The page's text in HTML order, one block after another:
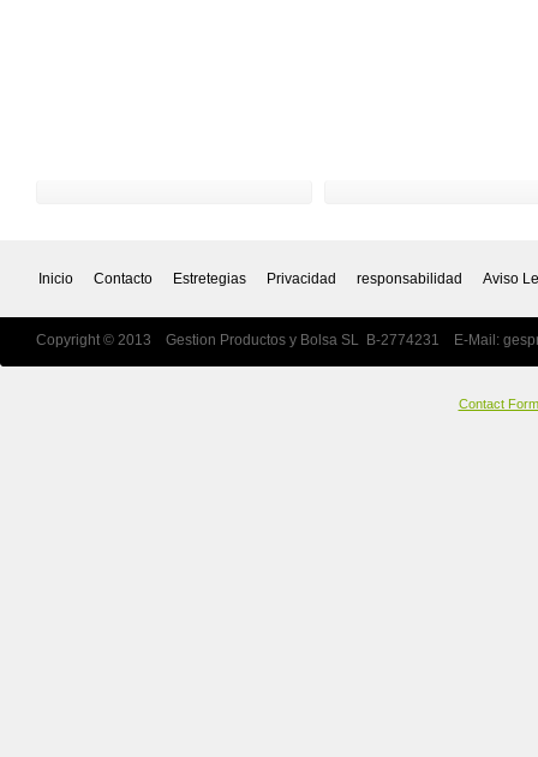
Inicio Contacto Estretegias Privacidad responsabilidad Aviso
Copyright © 2013 Gestion Productos y Bolsa SL B-2774231 E-Mail:
Contact Form